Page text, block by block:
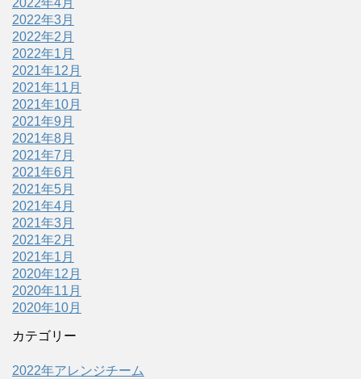
2022年3月
2022年2月
2022年1月
2021年12月
2021年11月
2021年10月
2021年9月
2021年8月
2021年7月
2021年6月
2021年5月
2021年4月
2021年3月
2021年2月
2021年1月
2020年12月
2020年11月
2020年10月
カテゴリー
2022年アレンジチーム